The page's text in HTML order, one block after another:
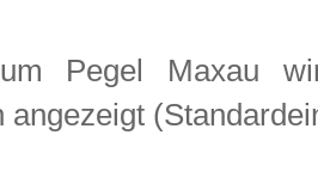
Pegel Maxau
angezeigt